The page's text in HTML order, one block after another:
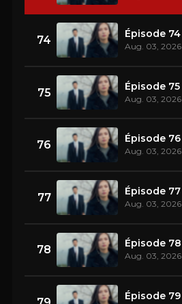
74 Épisode 74
Aug. 03, 2026
75 Épisode 75
Aug. 03, 2026
76 Épisode 76
Aug. 03, 2026
77 Épisode 77
Aug. 03, 2026
78 Épisode 78
Aug. 03, 2026
Épisode 79